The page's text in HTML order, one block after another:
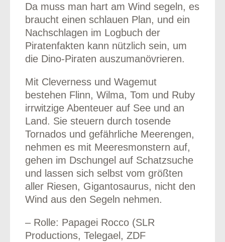
Da muss man hart am Wind segeln, es
braucht einen schlauen Plan, und ein
Nachschlagen im Logbuch der
Piratenfakten kann nützlich sein, um
die Dino-Piraten auszumanövrieren.
Mit Cleverness und Wagemut
bestehen Flinn, Wilma, Tom und Ruby
irrwitzige Abenteuer auf See und an
Land. Sie steuern durch tosende
Tornados und gefährliche Meerengen,
nehmen es mit Meeresmonstern auf,
gehen im Dschungel auf Schatzsuche
und lassen sich selbst vom größten
aller Riesen, Gigantosaurus, nicht den
Wind aus den Segeln nehmen.
– Rolle: Papagei Rocco (SLR
Productions, Telegael, ZDF